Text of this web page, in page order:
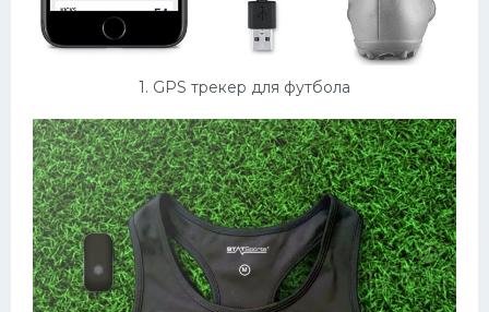
1. GPS трекер для футбола
Тренажеры
Интерьеры квартир